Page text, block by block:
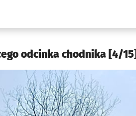
odcinka chodnika [4/15]